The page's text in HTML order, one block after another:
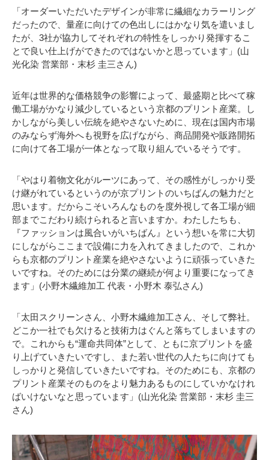
「オーダーいただいたデザインが非常に繊細なカラーリング
だったので、量産に向けての色出しにはかなり気を遣いまし
たが、3社が協力してそれぞれの特性をしっかり発揮するこ
とで良い仕上げができたのではないかと思っています」(山
光化染 営業部・末杉 圭三さん)
近年は世界的な価格競争の影響によって、最盛期と比べて稼
働工場がかなり減少しているという京都のプリント産業。し
かしながら美しい伝統を絶やさないために、現在は国内市場
のみならず海外へも視野を広げながら、商品開発や販路開拓
に向けて各工場が一体となって取り組んでいるそうです。
「やはり着物文化がルーツにあって、その感性がしっかり受
け継がれているというのが京プリントのいちばんの魅力だと
思います。だからこそいろんなものを度外視して各工場が細
部までこだわり続けられると言いますか。わたしたちも、
『ファッションは風合いがいちばん』という想いを常に大切
にしながらここまで設備に力を入れてきましたので、これか
らも京都のプリント産業を絶やさないように頑張っていきた
いですね。そのためには分業の継続が何より重要になってき
ます」(小野木繊維加工 代表・小野木 泰弘さん)
「太田スクリーンさん、小野木繊維加工さん、そして弊社。
どこか一社でも欠けると技術力はぐんと落ちてしまいますの
で。これからも“運命共同体”として、ともに京プリントを盛
り上げていきたいですし、また若い世代の人たちに向けても
しっかりと発信していきたいですね。そのためにも、京都の
プリント産業そのものをより魅力あるものにしていかなけれ
ばいけないなと思っています」(山光化染 営業部・末杉 圭三
さん)